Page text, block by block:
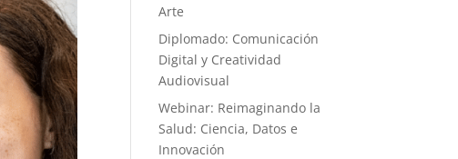
Arte
Diplomado: Comunicación
Digital y Creatividad
Audiovisual
Webinar: Reimaginando la
Salud: Ciencia, Datos e
Innovación